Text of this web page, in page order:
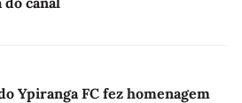
Ypiranga FC fez homenagem